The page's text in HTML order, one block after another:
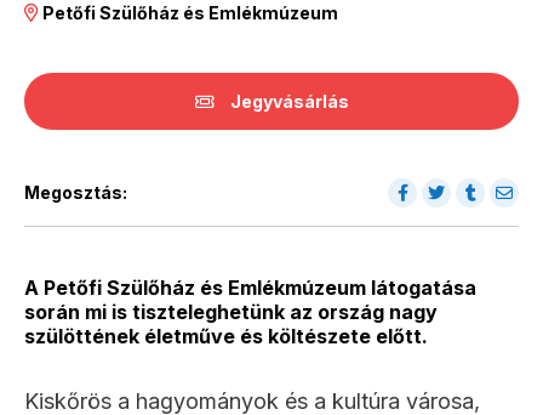
Petőfi Szülőház és Emlékmúzeum
Jegyvásárlás
Megosztás:
A Petőfi Szülőház és Emlékmúzeum látogatása
során mi is tiszteleghetünk az ország nagy
szülöttének életműve és költészete előtt.
Kiskőrös a hagyományok és a kultúra városa,